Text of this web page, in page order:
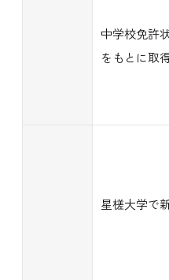
中学校免許
をもとに取
星槎大学で